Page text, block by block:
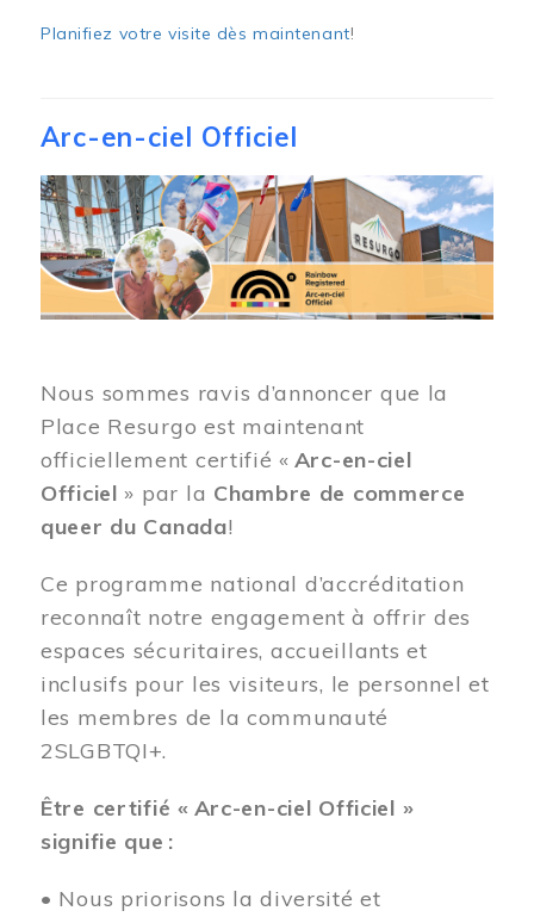
Planifiez votre visite dès maintenant!
Arc-en-ciel Officiel
Image
Nous sommes ravis d’annoncer que la
Place Resurgo est maintenant
officiellement certifié « Arc-en-ciel
Officiel » par la Chambre de commerce
queer du Canada!
Ce programme national d’accréditation
reconnaît notre engagement à offrir des
espaces sécuritaires, accueillants et
inclusifs pour les visiteurs, le personnel et
les membres de la communauté
2SLGBTQI+.
Être certifié « Arc-en-ciel Officiel »
signifie que :
• Nous priorisons la diversité et